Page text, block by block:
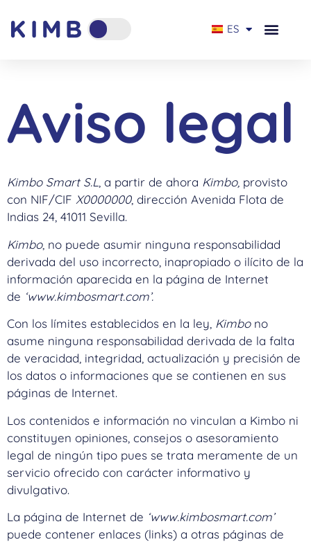
ES
EN
Aviso legal
Kimbo Smart S.L, a partir de ahora Kimbo, provisto
con NIF/CIF X0000000, dirección Avenida Flota de
Indias 24, 41011 Sevilla.
Kimbo, no puede asumir ninguna responsabilidad
derivada del uso incorrecto, inapropiado o ilícito de la
información aparecida en la página de Internet
de ‘www.kimbosmart.com’.
Con los límites establecidos en la ley, Kimbo no
asume ninguna responsabilidad derivada de la falta
de veracidad, integridad, actualización y precisión de
los datos o informaciones que se contienen en sus
páginas de Internet.
Los contenidos e información no vinculan a Kimbo ni
constituyen opiniones, consejos o asesoramiento
legal de ningún tipo pues se trata meramente de un
servicio ofrecido con carácter informativo y
divulgativo.
La página de Internet de ‘www.kimbosmart.com’
puede contener enlaces (links) a otras páginas de